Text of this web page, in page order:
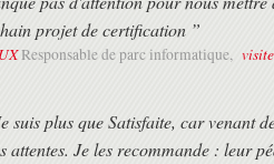
projet de certification ”
Responsable de parc informatique,
suis plus que Satisfaite, car venant
attentes. Je les recommande : leur